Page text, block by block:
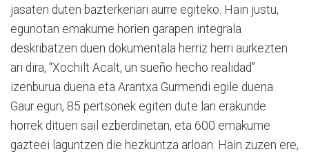
jasaten duten bazterkeriari aurre egiteko. Hain justu,
egunotan emakume horien garapen integrala
deskribatzen duen dokumentala herriz herri aurkezten
ari dira, “Xochilt Acalt, un sueño hecho realidad”
izenburua duena eta Arantxa Gurmendi egile duena.
Gaur egun, 85 pertsonek egiten dute lan erakunde
horrek dituen sail ezberdinetan, eta 600 emakume
gazteei laguntzen die hezkuntza arloan. Hain zuzen ere,